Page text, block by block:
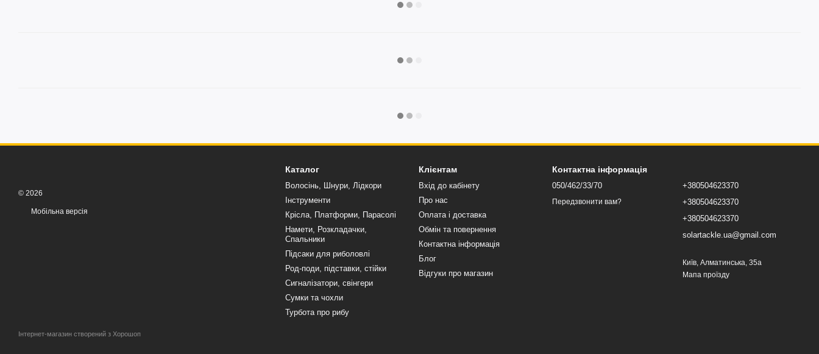
© 2026
Мобільна версія
Інтернет-магазин створений з Хорошоп
Каталог
Волосінь, Шнури, Лідкори
Інструменти
Крісла, Платформи, Парасолі
Намети, Розкладачки,
Спальники
Підсаки для риболовлі
Род-поди, підставки, стійки
Сигналізатори, свінгери
Сумки та чохли
Турбота про рибу
Клієнтам
Вхід до кабінету
Про нас
Оплата і доставка
Обмін та повернення
Контактна інформація
Блог
Відгуки про магазин
Контактна інформація
050/462/33/70
Передзвонити вам?
+380504623370
+380504623370
+380504623370
solartackle.ua@gmail.com
Київ, Алматинська, 35а
Мапа проїзду